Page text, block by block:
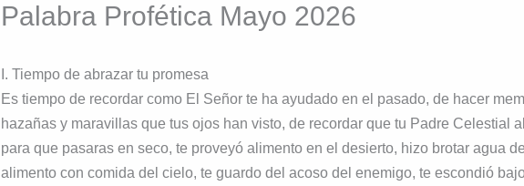
Palabra Profética Mayo 2026
I. Tiempo de abrazar tu promesa
Es tiempo de recordar como El Señor te ha ayudado en el pasado, de hacer
hazañas y maravillas que tus ojos han visto, de recordar que tu Padre Celestial
para que pasaras en seco, te proveyó alimento en el desierto, hizo brotar agua
alimento con comida del cielo, te guardo del acoso del enemigo, te escondió